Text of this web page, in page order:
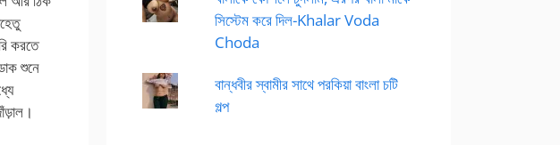
করতে
শুনে
সিস্টেম করে দিল-Khalar Voda
Choda
বান্ধবীর স্বামীর সাথে পরকিয়া বাংলা চটি
গল্প